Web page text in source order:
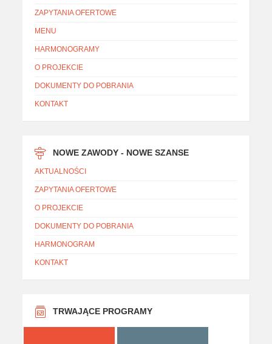
ZAPYTANIA OFERTOWE
MENU
HARMONOGRAMY
O PROJEKCIE
DOKUMENTY DO POBRANIA
KONTAKT
NOWE ZAWODY - NOWE SZANSE
AKTUALNOŚCI
ZAPYTANIA OFERTOWE
O PROJEKCIE
DOKUMENTY DO POBRANIA
HARMONOGRAM
KONTAKT
TRWAJĄCE PROGRAMY